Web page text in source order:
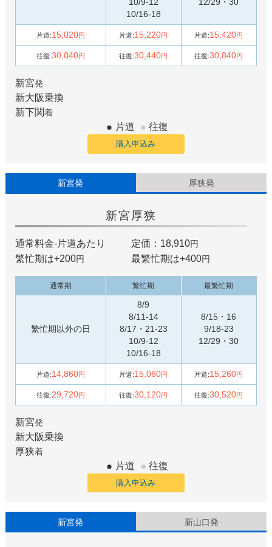
10/9-12
10/16-18
12/29・30
片道:15,020円 片道:15,220円 片道:15,420円
往復:30,040円 往復:30,440円 往復:30,840円
新宮発
新大阪乗換
新下関着
片道 往復
購入申込み
新宮発 厚狭発
新宮 厚狭
通常料金-片道あたり 定価：18,910円
繁忙期は+200円 最繁忙期は+400円
通常期 繁忙期 最繁忙期
繁忙期以外の日
8/9
8/11-14
8/17・21-23
10/9-12
10/16-18
8/15・16
9/18-23
12/29・30
片道:14,860円 片道:15,060円 片道:15,260円
往復:29,720円 往復:30,120円 往復:30,520円
新宮発
新大阪乗換
厚狭着
片道 往復
購入申込み
新宮発 新山口発